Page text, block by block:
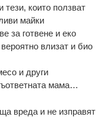
тези, които ползват
майки
за готвене и еко
влизат и био
и други
мама…
вреда и не изправят